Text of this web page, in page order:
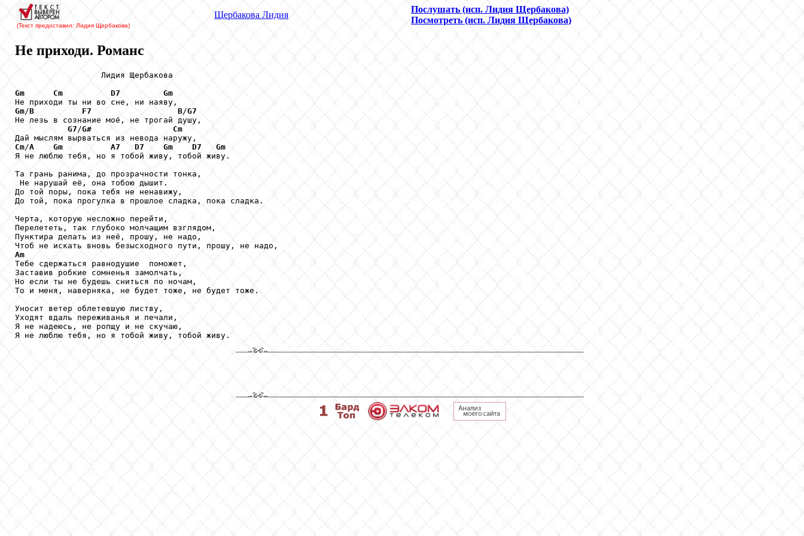
(Текст предоставил: Лидия Щербакова)
Щербакова Лидия
Послушать (исп. Лидия Щербакова)
Посмотреть (исп. Лидия Щербакова)
Не приходи. Романс
                  Лидия Щербакова
Gm
Cm D7
Gm
Gm/B F7 B/G7
Не лезь в сознание моё, не трогай душу,
G7 /G#
Cm
Cm/A Gm A7 D7 Gm D7
Gm
Я не люблю тебя, но я тобой живу, тобой живу.
Та грань ранима, до прозрачности тонка,
Не нарушай её, она тобою дышит.
До той поры, пока тебя не ненавижу,
До той, пока прогулка в прошлое сладка, пока сладка.
Черта, которую несложно перейти,
Перелететь, так глубоко молчащим взглядом,
Пунктира делать из неё, прошу, не надо,
Am
Тебе сдержаться равнодушие  поможет,
Заставив робкие сомненья замолчать,
Но если ты не будешь сниться по ночам,
То и меня, наверняка, не будет тоже, не будет тоже.
Уносит ветер облетевшую листву,
Уходят вдаль переживанья и печали,
Я не надеюсь, не ропщу и не скучаю,